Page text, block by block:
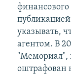
указывать,
агентом. В
"Мемориал",
оштрафован